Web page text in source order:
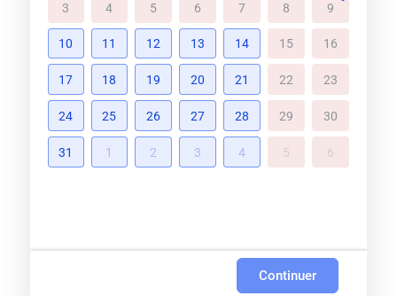
3 4 5 6 7 8 9
10 11 12 13 14 15 16
17 18 19 20 21 22 23
24 25 26 27 28 29 30
31 1 2 3 4 5 6
Continuer